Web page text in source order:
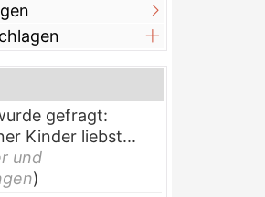
gefragt:
Kinder liebst...
und
)